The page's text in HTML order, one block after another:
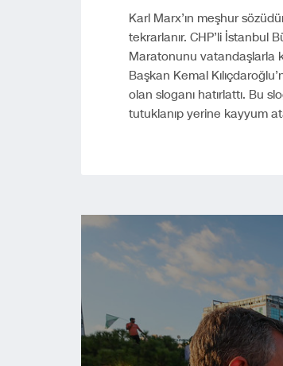
Karl Marx’ın meşhur
tekrarlanır. CHP’li İstanbul
Maratonunu vatandaşlarla
Başkan Kemal
olan sloganı hatırlattı. Bu
tutuklanıp yerine kayyum